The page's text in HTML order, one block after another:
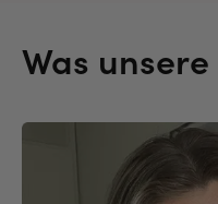
Was unsere